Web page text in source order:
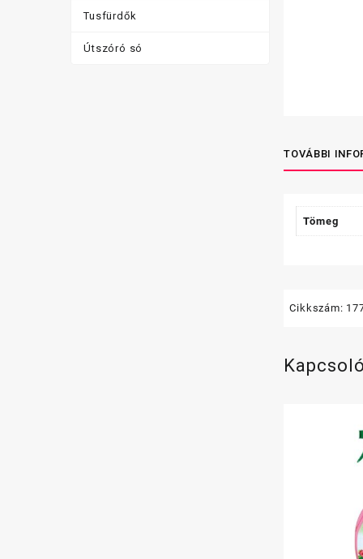
Tusfürdők
Útszóró só
TOVÁBBI
Tömeg
Cikkszám: